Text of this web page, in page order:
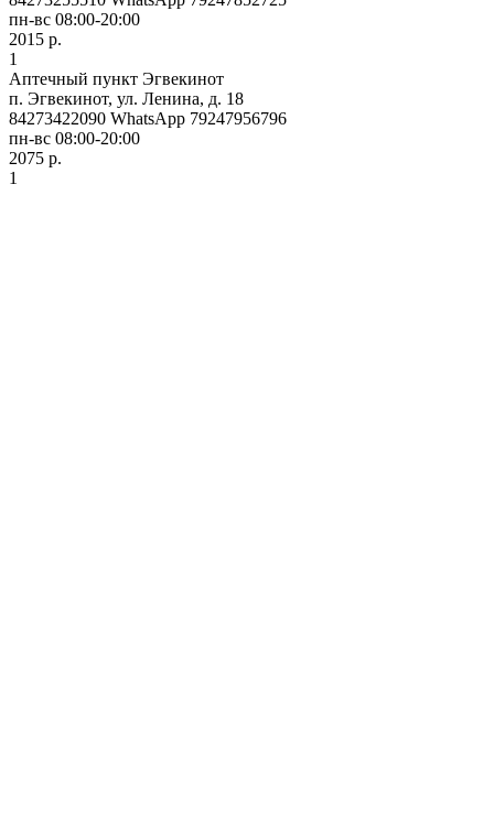
пн-вс 08:00-20:00
2015 р.
1
Аптечный пункт Эгвекинот
п. Эгвекинот, ул. Ленина, д. 18
84273422090 WhatsApp 79247956796
пн-вс 08:00-20:00
2075 р.
1